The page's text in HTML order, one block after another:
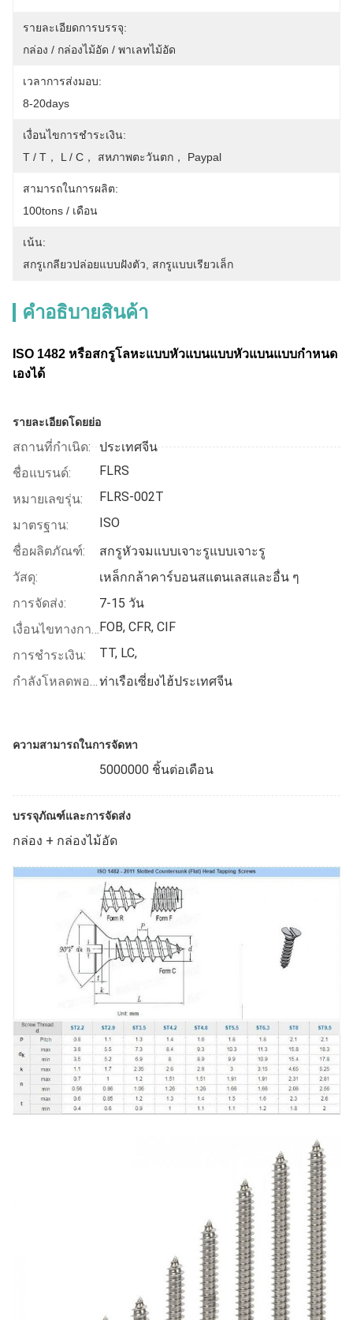
รายละเอียดการบรรจุ:
กล่อง / กล่องไม้อัด / พาเลทไม้อัด
เวลาการส่งมอบ:
8-20days
เงื่อนไขการชำระเงิน:
T / T， L / C， สหภาพตะวันตก， Paypal
สามารถในการผลิต:
100tons / เดือน
เน้น:
สกรูเกลียวปล่อยแบบฝังตัว
สกรูแบบเรียวเล็ก
คําอธิบายสินค้า
ISO 1482 หรือสกรูโลหะแบบหัวแบนแบบหัวแบนแบบกำหนด
เองได้
รายละเอียดโดยย่อ
สถานที่กำเนิด:
ประเทศจีน
ชื่อแบรนด์:
FLRS
หมายเลขรุ่น:
FLRS-002T
มาตรฐาน:
ISO
ชื่อผลิตภัณฑ์:
สกรูหัวจมแบบเจาะรูแบบเจาะรู
วัสดุ:
เหล็กกล้าคาร์บอนสแตนเลสและอื่น ๆ
การจัดส่ง:
7-15 วัน
เงื่อนไขทางการค้า:FOB, CFR, CIF
การชำระเงิน:
TT, LC,
กำลังโหลดพอร์ต:ท่าเรือเซี่ยงไฮ้ประเทศจีน
ความสามารถในการจัดหา
5000000 ชิ้นต่อเดือน
บรรจุภัณฑ์และการจัดส่ง
กล่อง + กล่องไม้อัด